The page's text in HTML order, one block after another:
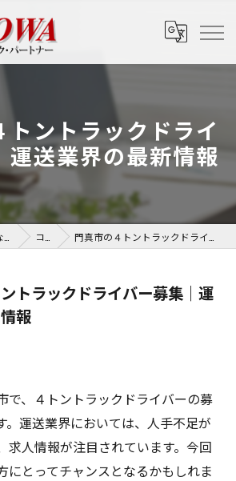
トントラックドライ
運送業界の最新情報
コラム 門真市の４トントラックドライバー募集｜運送業界の最新情報
トラックドライバー募集｜運
報
で、４トントラックドライバーの募
。運送業界においては、人手不足が
求人情報が注目されています。今回
にとってチャンスとなるかもしれま